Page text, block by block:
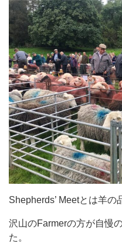
Shepherds’ Meetとは羊の
沢山のFarmerの方が自慢
た。